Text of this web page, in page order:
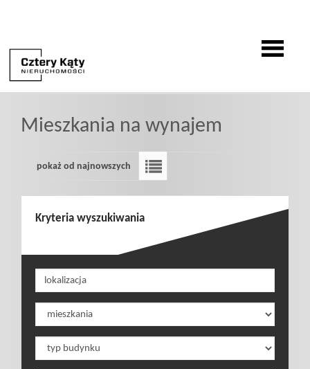
O
Zgłoś
Mieszkania na wynajem
pokaż od najnowszych
Kryteria wyszukiwania